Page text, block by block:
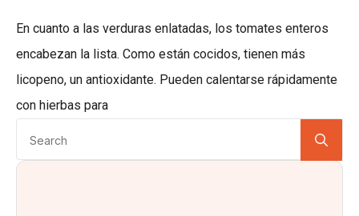
En cuanto a las verduras enlatadas, los tomates enteros
encabezan la lista. Como están cocidos, tienen más
licopeno, un antioxidante. Pueden calentarse rápidamente
con hierbas para